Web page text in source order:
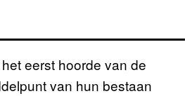
eerst hoorde van de
van hun bestaan